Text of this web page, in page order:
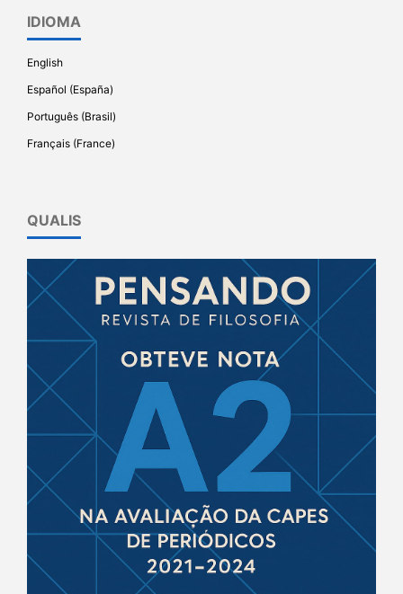
IDIOMA
English
Español (España)
Português (Brasil)
Français (France)
QUALIS